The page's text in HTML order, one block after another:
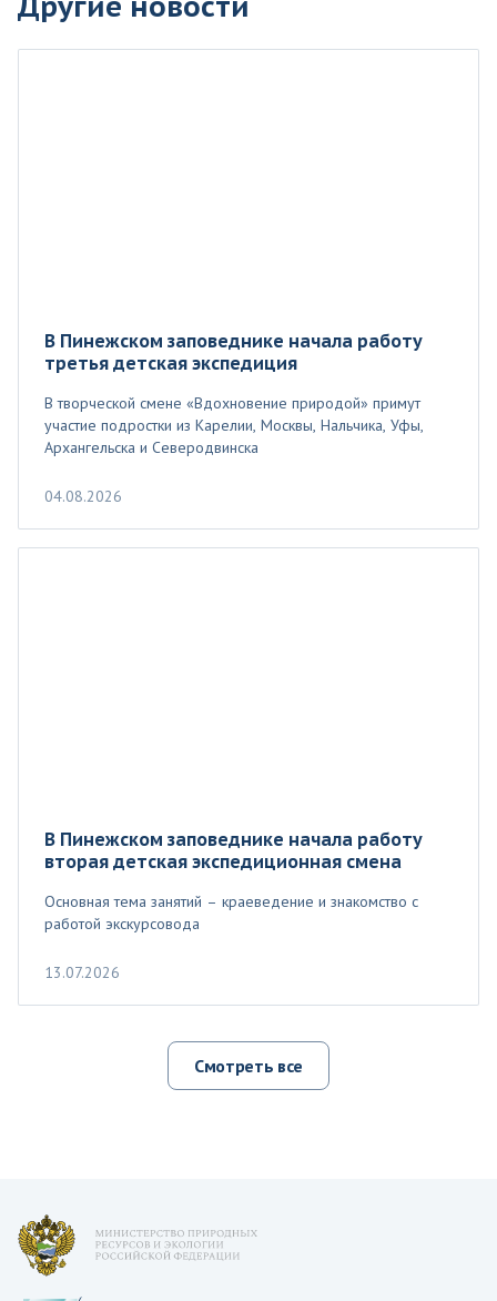
В Пинежском заповеднике начала работу
третья детская экспедиция
В творческой смене «Вдохновение природой» примут
участие подростки из Карелии, Москвы, Нальчика, Уфы,
Архангельска и Северодвинска
04.08.2026
В Пинежском заповеднике начала работу
вторая детская экспедиционная смена
Основная тема занятий – краеведение и знакомство с
работой экскурсовода
13.07.2026
Смотреть все